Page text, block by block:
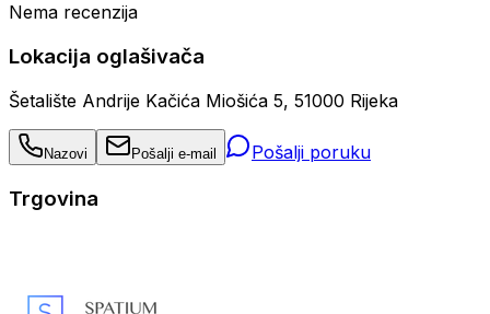
Nema recenzija
Lokacija oglašivača
Šetalište Andrije Kačića Miošića 5, 51000 Rijeka
Nazovi Pošalji e-mail Pošalji poruku
Trgovina